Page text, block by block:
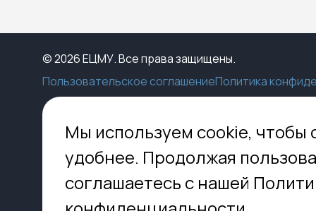
© 2026 ЕЦМУ. Все права защищены.
Пользовательское соглашениеПолитика
Каталог Конструктор
Блог
Помощь
Контакты
Пункты выдачи
Оплата
Установка
Гид по кладбищам
8
Мы используем cookie, чтобы
удобнее. Продолжая
соглашаетесь с нашей